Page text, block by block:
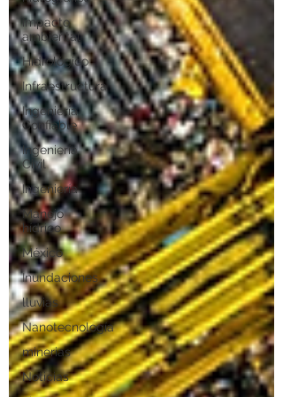
impacto
ambiental
Hidrológico
Infraestructura
Ingeniería
Confiable
Ingeniería
Civil
Ingeniería
Manejo
hídrico
México
Inundaciones
lluvias
Nanotecnología
minerias
Noticias